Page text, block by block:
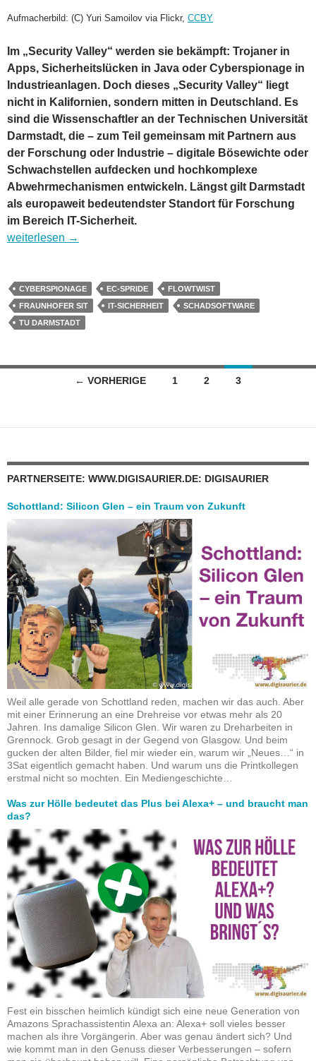
Aufmacherbild: (C) Yuri Samoilov via Flickr, CCBY
Im „Security Valley“ werden sie bekämpft: Trojaner in
Apps, Sicherheitslücken in Java oder Cyberspionage in
Industrieanlagen. Doch dieses „Security Valley“ liegt
nicht in Kalifornien, sondern mitten in Deutschland. Es
sind die Wissenschaftler an der Technischen Universität
Darmstadt, die – zum Teil gemeinsam mit Partnern aus
der Forschung oder Industrie – digitale Bösewichte oder
Schwachstellen aufdecken und hochkomplexe
Abwehrmechanismen entwickeln. Längst gilt Darmstadt
als europaweit bedeutendster Standort für Forschung
im Bereich IT-Sicherheit.
Zentren der IT-Forschung: das Mekka der IT-Sicherheit heißt
weiterlesen →
CYBERSPIONAGE EC-SPRIDE
FLOWTWIST
FRAUNHOFER SIT
IT-SICHERHEIT
SCHADSOFTWARE
TU DARMSTADT
Beitragsnavigation
← VORHERIGE 1 2 3
PARTNERSEITE: WWW.DIGISAURIER.DE: DIGISAURIER
Schottland: Silicon Glen – ein Traum von Zukunft
Weil alle gerade von Schottland reden, machen wir das auch. Aber
mit einer Erinnerung an eine Drehreise vor etwas mehr als 20
Jahren. Ins damalige Silicon Glen. Wir waren zu Dreharbeiten in
Grennock. Grob gesagt in der Gegend von Glasgow. Und beim
gucken der alten Bilder, fiel mir wieder ein, warum wir „Neues…“ in
3Sat eigentlich gemacht haben. Und warum uns die Printkollegen
erstmal nicht so mochten. Ein Mediengeschichte…
Was zur Hölle bedeutet das Plus bei Alexa+ – und braucht man
das?
Fest ein bisschen heimlich kündigt sich eine neue Generation von
Amazons Sprachassistentin Alexa an: Alexa+ soll vieles besser
machen als ihre Vorgängerin. Aber was genau ändert sich? Und
wie kommt man in den Genuss dieser Verbesserungen – sofern